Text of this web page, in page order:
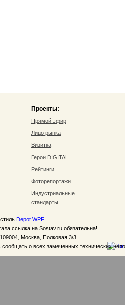
Проекты:
Прямой эфир
Лицо рынка
Визитка
Герои DIGITAL
Рейтинги
Фоторепортажи
Индустриальные
стандарты
Depot WPF
ссылка на Sostav.ru обязательна!
109004, Москва, Полковая 3/3
о всех замеченных технических